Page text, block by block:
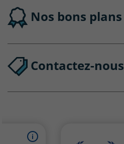
Nos bons plans
Contactez-nous